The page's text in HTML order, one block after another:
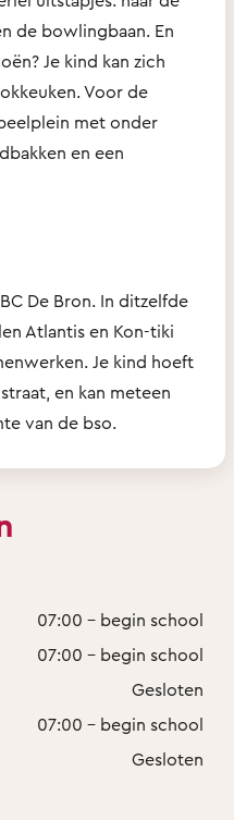
de bowlingbaan. En
Je kind kan zich
Voor de
met onder
en een
De Bron. In ditzelfde
Atlantis en Kon-tiki
Je kind hoeft
en kan meteen
van de bso.
07:00 - begin school
07:00 - begin school
Gesloten
07:00 - begin school
Gesloten